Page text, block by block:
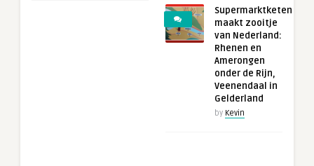
Supermarktketen
maakt zooitje
van Nederland:
Rhenen en
Amerongen
onder de Rijn,
Veenendaal in
Gelderland
by Kevin